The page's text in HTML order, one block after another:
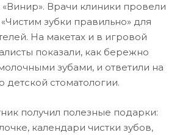
«Винир». Врачи клиники провели
зубки правильно» для
На макетах и в игровой
показали, как бережно
зубами, и ответили на
детской стоматологии.
получил полезные подарки:
календари чистки зубов,